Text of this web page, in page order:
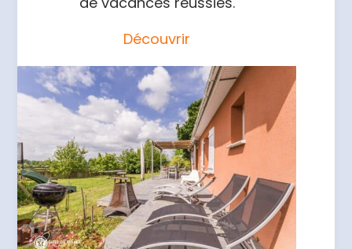
de vacances réussies.
Découvrir